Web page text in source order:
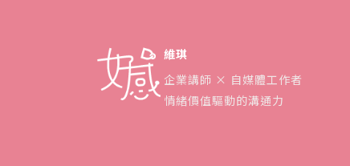
維琪
企業講師 × 自媒體工作者
情緒價值驅動的溝通力